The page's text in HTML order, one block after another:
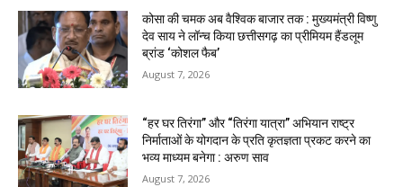
कोसा की चमक अब वैश्विक बाजार तक : मुख्यमंत्री विष्णु
देव साय ने लॉन्च किया छत्तीसगढ़ का प्रीमियम हैंडलूम
ब्रांड ‘कोशल फैब’
August 7, 2026
“हर घर तिरंगा” और “तिरंगा यात्रा” अभियान राष्ट्र
निर्माताओं के योगदान के प्रति कृतज्ञता प्रकट करने का
भव्य माध्यम बनेगा : अरुण साव
August 7, 2026